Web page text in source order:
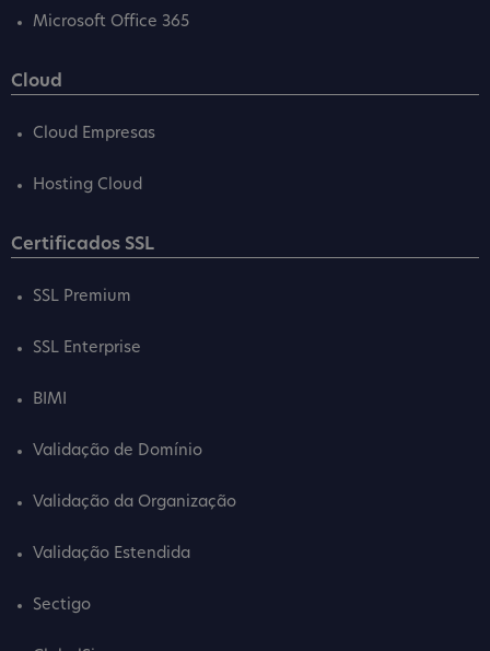
Microsoft Office 365
Cloud
Cloud Empresas
Hosting Cloud
Certificados SSL
SSL Premium
SSL Enterprise
BIMI
Validação de Domínio
Validação da Organização
Validação Estendida
Sectigo